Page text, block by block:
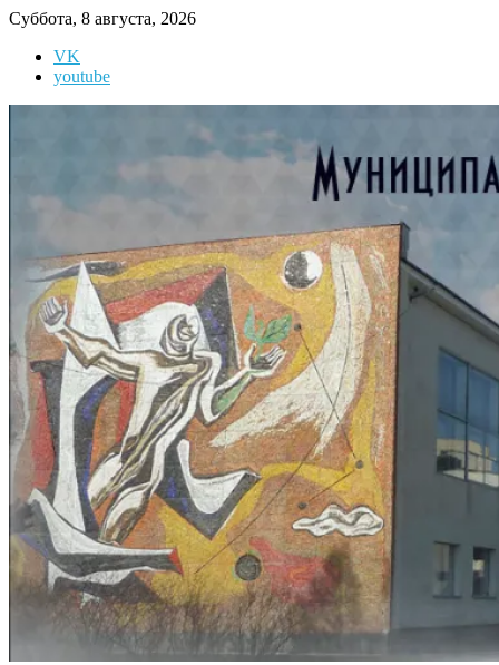
Перейти
содержимому
Суббота, 8 августа, 2026
VK
youtube